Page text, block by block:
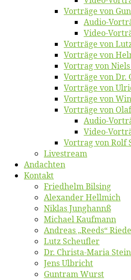
Vor­trä­ge von
Au­dio-
Vi­deo-
Vor­trä­ge von
Vor­trä­ge von
Vor­trag von
Vor­trä­ge von Dr.
Vor­trä­ge von
Vor­trä­ge von
Vor­trä­ge von
Au­dio-
Vi­deo-
Vor­trag von Rolf
Live­stream
An­dach­ten
Kon­takt
Fried­helm Bilsing
Alex­an­der Hellmich
Ni­klas Junghannß
Mi­cha­el Kaufmann
An­dre­as „Reeds“
Lutz Scheuf­ler
Dr. Chris­­ta-Ma­ria
Jens Ulb­richt
Gun­tram Wurst